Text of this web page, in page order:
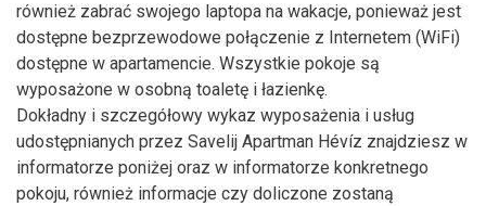
również zabrać swojego laptopa na wakacje, ponieważ jest
dostępne bezprzewodowe połączenie z Internetem (WiFi)
dostępne w apartamencie. Wszystkie pokoje są
wyposażone w osobną toaletę i łazienkę.
Dokładny i szczegółowy wykaz wyposażenia i usług
udostępnianych przez Savelij Apartman Hévíz znajdziesz w
informatorze poniżej oraz w informatorze konkretnego
pokoju, również informacje czy doliczone zostaną